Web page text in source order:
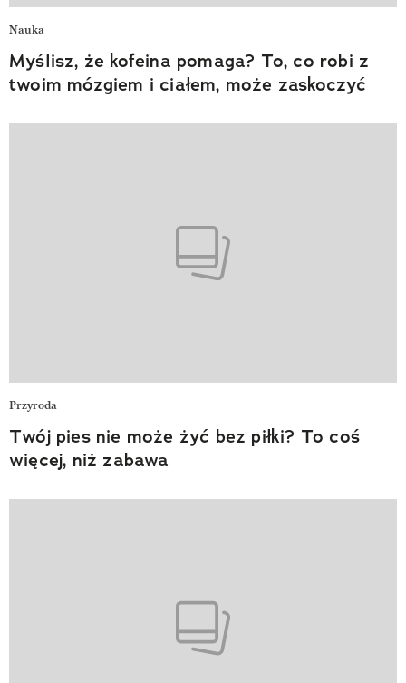
Nauka
Myślisz, że kofeina pomaga? To, co robi z
twoim mózgiem i ciałem, może zaskoczyć
Przyroda
Twój pies nie może żyć bez piłki? To coś
więcej, niż zabawa